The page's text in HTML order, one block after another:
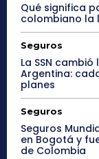
Qué significa
colombiano la
Seguros
La SSN
Argentina:
planes
Seguros
Seguros
en Bogotá y
de Colombia